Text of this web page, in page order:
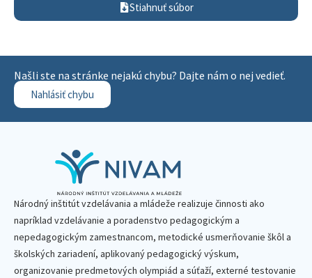
Stiahnuť súbor
Našli ste na stránke nejakú chybu? Dajte nám o nej vedieť.
Nahlásiť chybu
Národný inštitút vzdelávania a mládeže realizuje činnosti ako
napríklad vzdelávanie a poradenstvo pedagogickým a
nepedagogickým zamestnancom, metodické usmerňovanie škôl a
školských zariadení, aplikovaný pedagogický výskum,
organizovanie predmetových olympiád a súťaží, externé testovanie